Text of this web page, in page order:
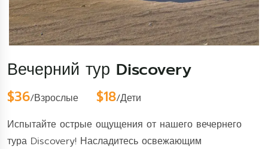
Вечерний тур Discovery
$36/Взрослые $18/Дети
Испытайте острые ощущения от нашего вечернего
тура Discovery! Насладитесь освежающим